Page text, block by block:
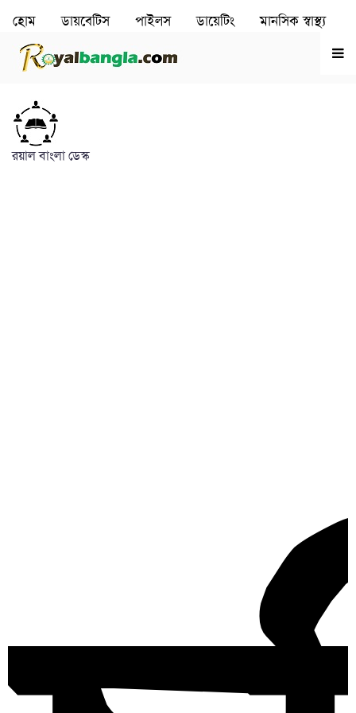
হোম ডায়বেটিস পাইলস ডায়েটিং মানসিক স্বাস্থ‌্য
রূপচর্চা হৃদরোগ
রয়াল বাংলা ডেস্ক